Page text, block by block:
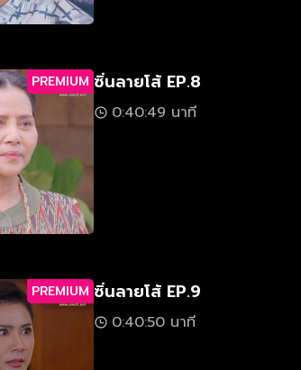
PREMIUM ซิ่นลายโส้ EP.8
0:40:49 นาที
PREMIUM ซิ่นลายโส้ EP.9
0:40:50 นาที